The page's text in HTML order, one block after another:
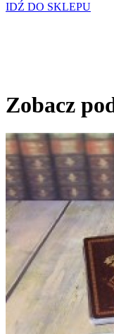
IDŹ DO SKLEPU
Zobacz